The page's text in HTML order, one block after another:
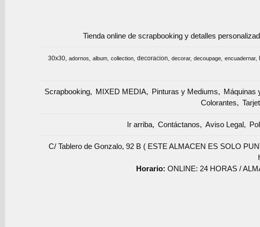
Tienda online de scrapbooking y detalles
30x30 adornos album collection decoracion decorar decoupage encuadernar
Scrapbooking MIXED MEDIA Pinturas y Mediums Máquinas
Colorantes
Ir arriba Contáctanos Aviso Legal
C/ Tablero de Gonzalo, 92 B ( ESTE ALMACEN ES SOLO
Horario:ONLINE: 24 HORAS /